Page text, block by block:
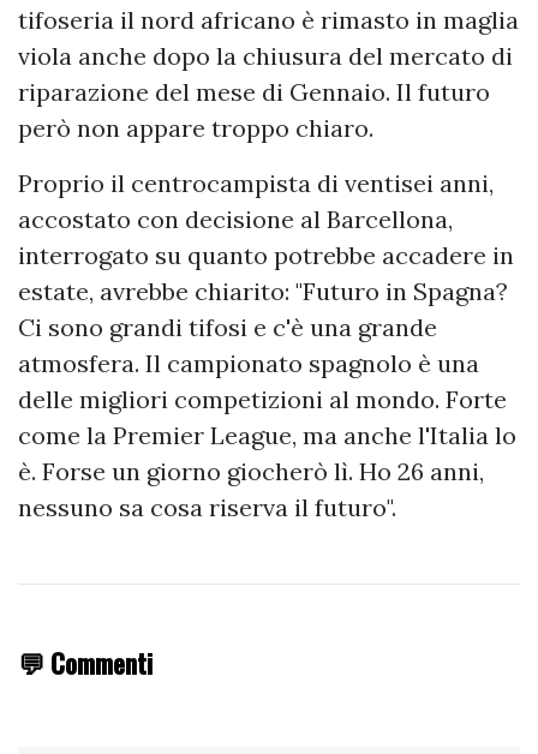
tifoseria il nord africano è rimasto in maglia
viola anche dopo la chiusura del mercato di
riparazione del mese di Gennaio. Il futuro
però non appare troppo chiaro.
Proprio il centrocampista di ventisei anni,
accostato con decisione al Barcellona,
interrogato su quanto potrebbe accadere in
estate, avrebbe chiarito: "Futuro in Spagna?
Ci sono grandi tifosi e c'è una grande
atmosfera. Il campionato spagnolo è una
delle migliori competizioni al mondo. Forte
come la Premier League, ma anche l'Italia lo
è. Forse un giorno giocherò lì. Ho 26 anni,
nessuno sa cosa riserva il futuro".
💬 Commenti